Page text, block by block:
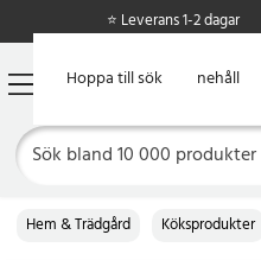
Hoppa till huvudinnehåll
Hoppa till sök
⭐ Leverans 1-2 dagar
Hem & Trädgård Köksprodukter